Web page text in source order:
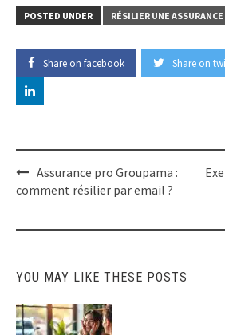
POSTED UNDER RÉSILIER UNE ASSURANCE
Share on facebook Share on
Post
navigation
Assurance pro Groupama :
comment résilier par email ?
YOU MAY LIKE THESE POSTS